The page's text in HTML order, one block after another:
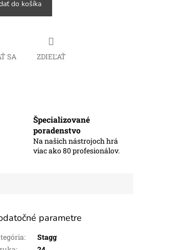
do košíka
SA ZDIEĽAŤ
Špecializované
poradenstvo
Na našich nástrojoch hrá
viac ako 80 profesionálov.
parametre
:
Stagg